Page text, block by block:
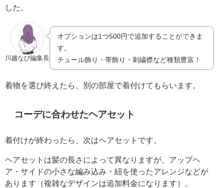
した。
川越なび編集長
オプションは1つ500円で追加することができま
す。
チュール飾り・帯飾り・刺繍襟など種類豊富！
着物を選び終えたら、別の部屋で着付けてもらいます。
コーデに合わせたヘアセット
着付けが終わったら、次はヘアセットです。
ヘアセットは髪の長さによって異なりますが、アップヘ
ア・サイドの小さな編み込み・紐を使ったアレンジなどが
あります（複雑なデザインは追加料金になります）。